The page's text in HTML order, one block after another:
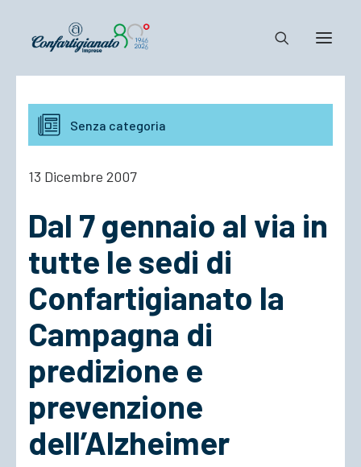
Notizie e Documenti
Confartigianato
Cosa Facciamo
ACCEDI
Senza categoria
13 Dicembre 2007
Dal 7 gennaio al via in
tutte le sedi di
Confartigianato la
Campagna di
predizione e
prevenzione
dell’Alzheimer